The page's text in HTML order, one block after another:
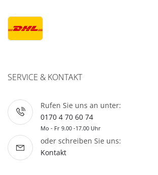
SERVICE & KONTAKT
Rufen Sie uns an unter:
0170 4 70 60 74
Mo - Fr 9.00 -17.00 Uhr
oder schreiben Sie uns:
Kontakt